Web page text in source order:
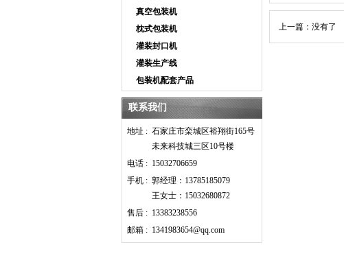
真空包装机
枕式包装机
灌装封口机
灌装生产线
包装机配套产品
联系我们
地址 : 石家庄市栾城区裕翔街165号
未来科技城三区10号楼
电话 : 15032706659
手机 : 郭经理：13785185079
王女士：15032680872
售后 : 13383238556
邮箱 : 1341983654@qq.com
上一篇：没有了